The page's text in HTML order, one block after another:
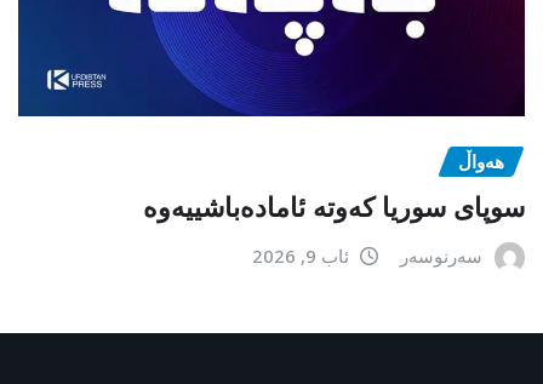
هەواڵ
سوپای سوریا کەوتە ئامادەباشییەوە
سەرنوسەر ئاب 9, 2026